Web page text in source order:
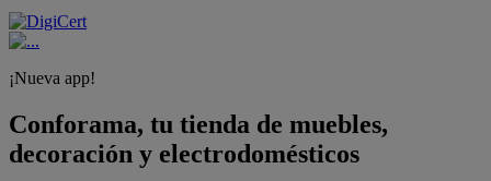
¡Nueva app!
Conforama, tu tienda de muebles,
decoración y electrodomésticos